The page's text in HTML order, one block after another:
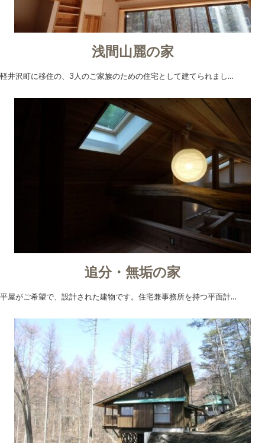
浅間山麗の家
軽井沢町に移住の、3人のご家族のための住宅として建てられまし…
追分・無垢の家
平屋がご希望で、設計された建物です。住宅兼事務所を持つ平面計…